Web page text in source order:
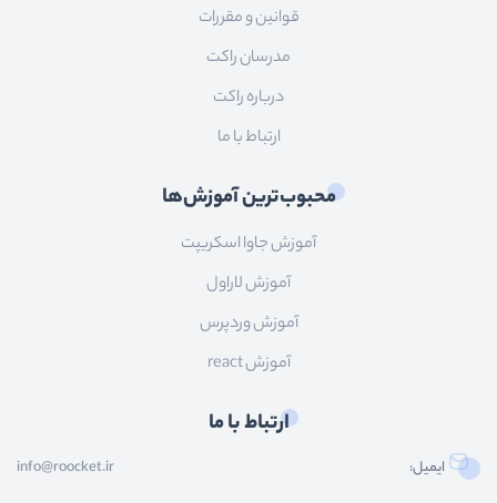
قوانین و مقررات
مدرسان راکت
درباره راکت
ارتباط با ما
محبوب‌ترین آموزش‌ها
آموزش جاوا اسکریپت
آموزش لاراول
آموزش وردپرس
آموزش react
ارتباط با ما
ایمیل: info@roocket.ir